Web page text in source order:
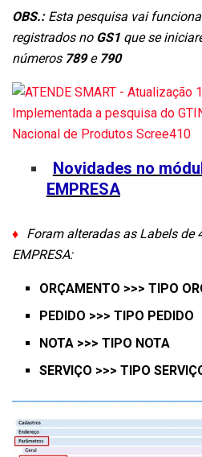
OBS.:Esta pesquisa vai
registrados no GS1 que se
números 789e 790
Novidades no
EMPRESA
♦ Foram alteradas as Labels de
EMPRESA:
ORÇAMENTO >>> TIPO
PEDIDO >>> TIPO PEDIDO
NOTA >>> TIPO NOTA
SERVIÇO >>> TIPO